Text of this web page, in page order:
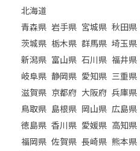
北海道
青森県 岩手県 宮城県 秋田県
茨城県 栃木県 群馬県 埼玉県
新潟県 富山県 石川県 福井県
岐阜県 静岡県 愛知県 三重県
滋賀県 京都府 大阪府 兵庫県
鳥取県 島根県 岡山県 広島県
徳島県 香川県 愛媛県 高知県
福岡県 佐賀県 長崎県 熊本県